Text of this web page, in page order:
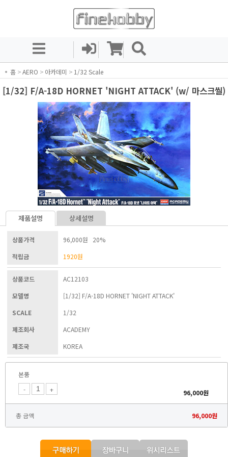
홈 >AERO > 아카데미 > 1/32 Scale
[1/32] F/A-18D HORNET 'NIGHT ATTACK' (w/ 마스크씰)
제품설명 상세설명
상품가격
96,000원 20%
적립금
1920원
상품코드
AC12103
모델명
[1/32] F/A-18D HORNET 'NIGHT ATTACK'
SCALE
1/32
제조회사
ACADEMY
제조국
KOREA
본품
-
+ 96,000원
총 금액 96,000원